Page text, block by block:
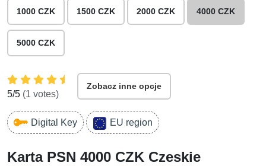
1000 CZK 1500 CZK 2000 CZK 4000 CZK
5000 CZK
5/5 (1 votes)
Zobacz inne opcje
Digital Key EU region
Karta PSN 4000 CZK Czeskie